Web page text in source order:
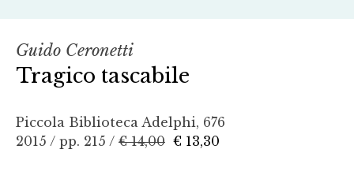
Guido Ceronetti
Tragico tascabile
Piccola Biblioteca Adelphi, 676
2015 / pp. 215 / € 14,00 € 13,30